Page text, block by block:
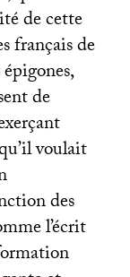
de cette
français de
de
voulait
des
l’écrit